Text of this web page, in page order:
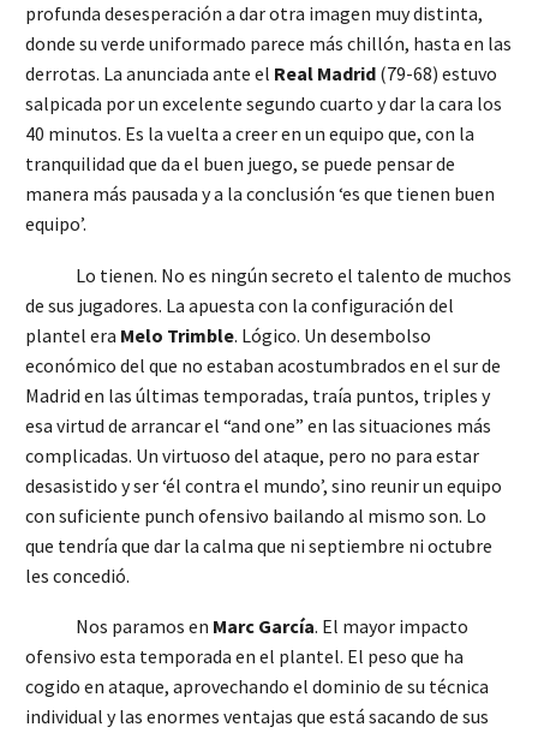
profunda desesperación a dar otra imagen muy distinta,
donde su verde uniformado parece más chillón, hasta en las
derrotas. La anunciada ante el Real Madrid (79-68) estuvo
salpicada por un excelente segundo cuarto y dar la cara los
40 minutos. Es la vuelta a creer en un equipo que, con la
tranquilidad que da el buen juego, se puede pensar de
manera más pausada y a la conclusión ‘es que tienen buen
equipo’.
Lo tienen. No es ningún secreto el talento de muchos
de sus jugadores. La apuesta con la configuración del
plantel era Melo Trimble. Lógico. Un desembolso
económico del que no estaban acostumbrados en el sur de
Madrid en las últimas temporadas, traía puntos, triples y
esa virtud de arrancar el “and one” en las situaciones más
complicadas. Un virtuoso del ataque, pero no para estar
desasistido y ser ‘él contra el mundo’, sino reunir un equipo
con suficiente punch ofensivo bailando al mismo son. Lo
que tendría que dar la calma que ni septiembre ni octubre
les concedió.
Nos paramos en Marc García. El mayor impacto
ofensivo esta temporada en el plantel. El peso que ha
cogido en ataque, aprovechando el dominio de su técnica
individual y las enormes ventajas que está sacando de sus